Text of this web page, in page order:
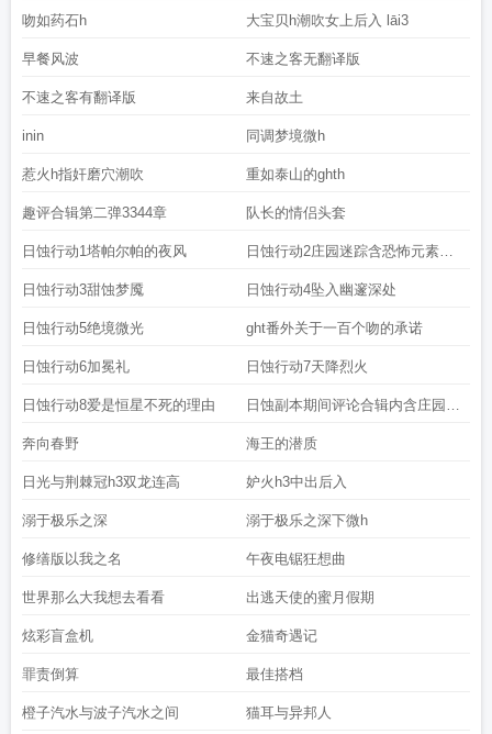
吻如药石h 大宝贝h潮吹女上后入 lāi3
早餐风波 不速之客无翻译版
不速之客有翻译版 来自故土
inin 同调梦境微h
惹火h指奸磨穴潮吹 重如泰山的ghth
趣评合辑第二弹3344章 队长的情侣头套
日蚀行动1塔帕尔帕的夜风 日蚀行动2庄园迷踪含恐怖元素慎
点
日蚀行动3甜蚀梦魇 日蚀行动4坠入幽邃深处
日蚀行动5绝境微光 ght番外关于一百个吻的承诺
日蚀行动6加冕礼 日蚀行动7天降烈火
日蚀行动8爱是恒星不死的理由 日蚀副本期间评论合辑内含庄园地
图1份
奔向春野 海王的潜质
日光与荆棘冠h3双龙连高 妒火h3中出后入
溺于极乐之深 溺于极乐之深下微h
修缮版以我之名 午夜电锯狂想曲
世界那么大我想去看看 出逃天使的蜜月假期
炫彩盲盒机 金猫奇遇记
罪责倒算 最佳搭档
橙子汽水与波子汽水之间 猫耳与异邦人